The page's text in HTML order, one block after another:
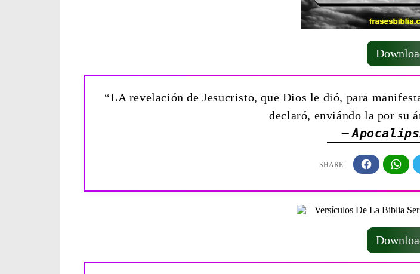
“LA revelación de Jesucristo, que Dios le dió, para
declaró, enviándo la por su
—